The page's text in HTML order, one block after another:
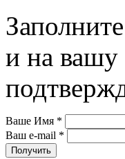
и на
Ваше Имя *
Ваш e-mail *